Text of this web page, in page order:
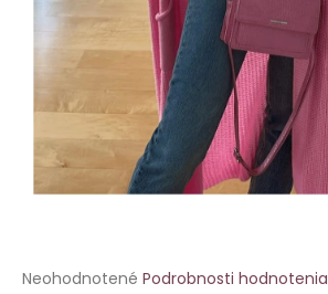
Priemerné
Neohodnotené Podrobnosti hodnotenia
s
?